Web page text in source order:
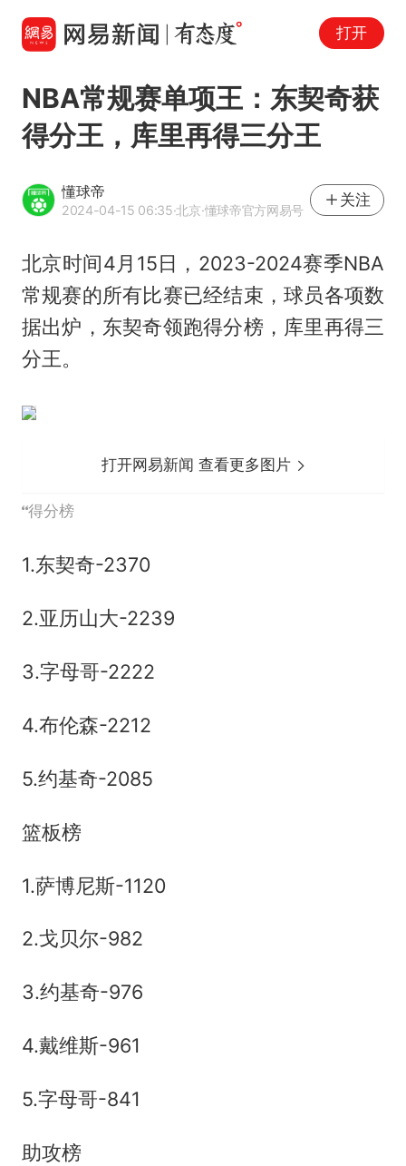
打开
NBA常规赛单项王：东契奇获
得分王，库里再得三分王
懂球帝
2024-04-15 06:35·北京·懂球帝官方网易号
关注
北京时间4月15日，2023-2024赛季NBA
常规赛的所有比赛已经结束，球员各项数
据出炉，东契奇领跑得分榜，库里再得三
分王。
打开网易新闻 查看更多图片
得分榜
1.东契奇-2370
2.亚历山大-2239
3.字母哥-2222
4.布伦森-2212
5.约基奇-2085
篮板榜
1.萨博尼斯-1120
2.戈贝尔-982
3.约基奇-976
4.戴维斯-961
5.字母哥-841
助攻榜